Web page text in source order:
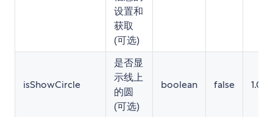
设置和
获取
(可选)
isShowCircle
是否显
示线上
的圆
(可选)
boolean false 1.0.7